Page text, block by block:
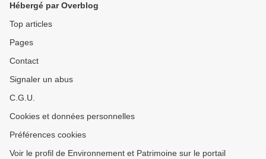
Hébergé par Overblog
Top articles
Pages
Contact
Signaler un abus
C.G.U.
Cookies et données personnelles
Préférences cookies
Voir le profil de Environnement et Patrimoine sur le portail